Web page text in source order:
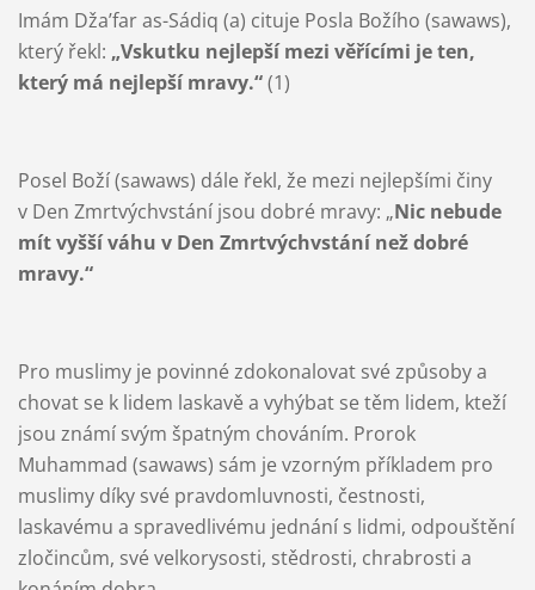
Imám Dža’far as-Sádiq (a) cituje Posla Božího (sawaws),
který řekl: „Vskutku nejlepší mezi věřícími je ten,
který má nejlepší mravy.“(1)
Posel Boží (sawaws) dále řekl, že mezi nejlepšími činy
v Den Zmrtvýchvstání jsou dobré mravy: „Nic nebude
mít vyšší váhu v Den Zmrtvýchvstání než dobré
mravy.“
Pro muslimy je povinné zdokonalovat své způsoby a
chovat se k lidem laskavě a vyhýbat se těm lidem, kteží
jsou známí svým špatným chováním. Prorok
Muhammad (sawaws) sám je vzorným příkladem pro
muslimy díky své pravdomluvnosti, čestnosti,
laskavému a spravedlivému jednání s lidmi, odpouštění
zločincům, své velkorysosti, stědrosti, chrabrosti a